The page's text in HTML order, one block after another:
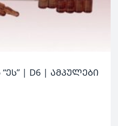
| D6 | ამპულები